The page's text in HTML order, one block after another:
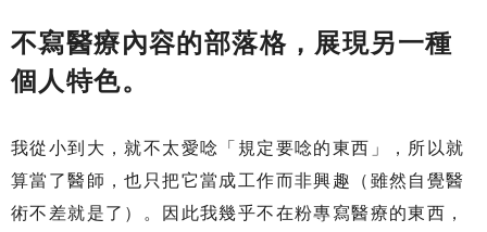
不寫醫療內容的部落格，展現另一種
個人特色。
我從小到大，就不太愛唸「規定要唸的東西」，所以就
算當了醫師，也只把它當成工作而非興趣（雖然自覺醫
術不差就是了）。因此我幾乎不在粉專寫醫療的東西，